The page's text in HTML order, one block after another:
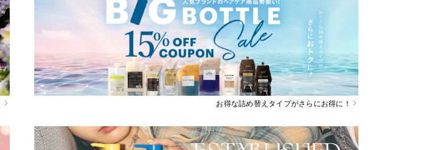
お得な詰め替えタイプがさらにお得に！